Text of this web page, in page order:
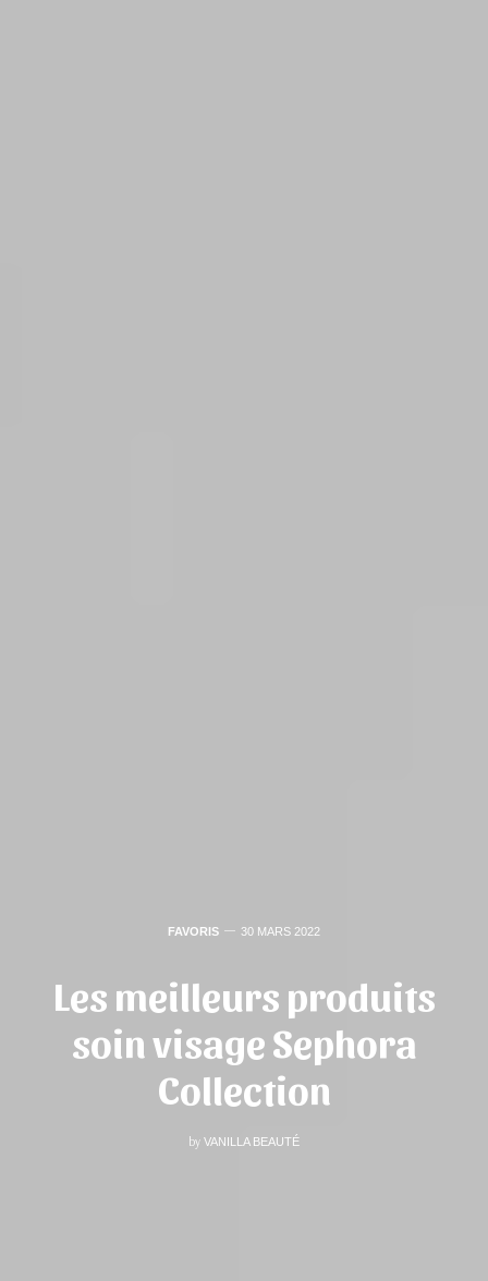
FAVORIS 30 MARS 2022
Les meilleurs produits
soin visage Sephora
Collection
by VANILLA BEAUTÉ